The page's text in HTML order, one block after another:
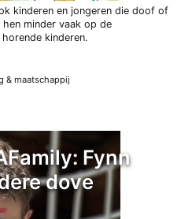
kinderen en jongeren die doof of
minder vaak op de
kinderen.
& maatschappij
Fynn
dove